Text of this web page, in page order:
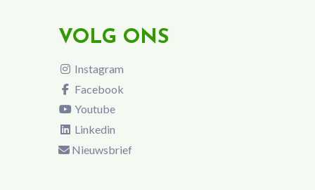
VOLG ONS
Instagram
Facebook
Youtube
Linkedin
Nieuwsbrief